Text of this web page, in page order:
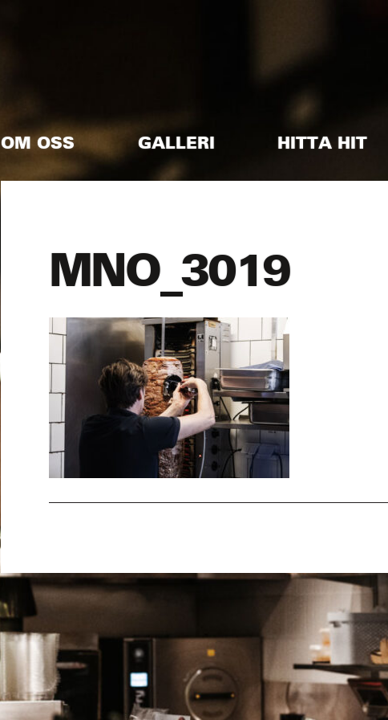
OM OSS GALLERI HITTA HIT
MNO_3019